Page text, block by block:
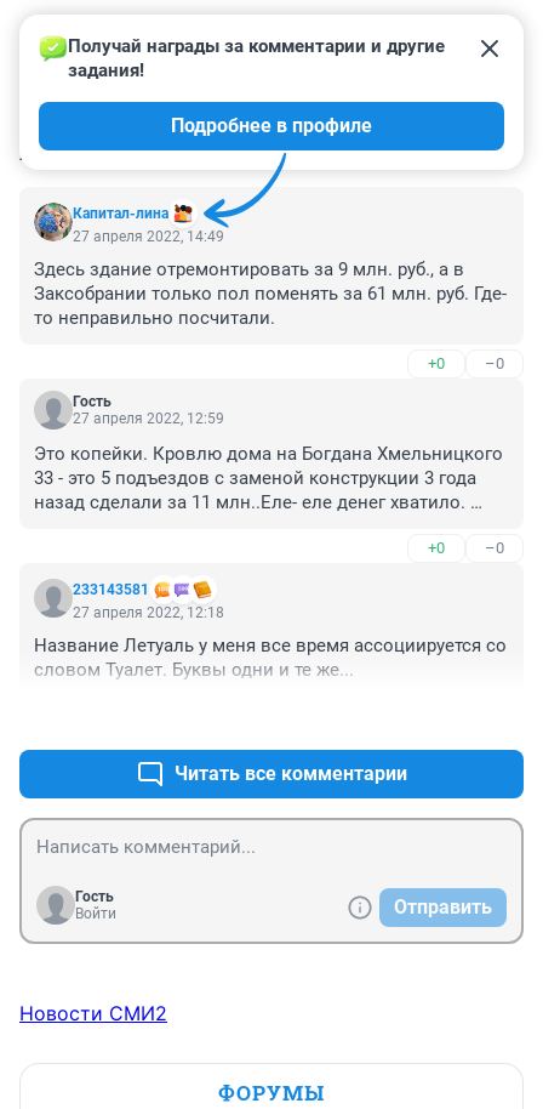
КОММЕНТАРИИ 30
Капитал-лина
Получай награды за комментарии и другие
задания!
Подробнее в профиле
27 апреля 2022, 14:49
Здесь здание отремонтировать за 9 млн. руб., а в
Заксобрании только пол поменять за 61 млн. руб. Где-
то неправильно посчитали.
+0 –0
Гость
27 апреля 2022, 12:59
Это копейки. Кровлю дома на Богдана Хмельницкого
33 - это 5 подъездов с заменой конструкции 3 года
назад сделали за 11 млн..Еле- еле денег хватило.
градоначальник такой туповатый парень,? Распыляет
средства налево и направо. И ничего из желанного
не видно. Что- то отложить , четкий план составить. И
т.д. это ведь главная площадь города!
+0 –0
233143581
27 апреля 2022, 12:18
Название Летуаль у меня все время ассоциируется со
словом Туалет. Буквы одни и те же...
Читать все комментарии
Гость
Войти
Отправить
Новости СМИ2
ФОРУМЫ